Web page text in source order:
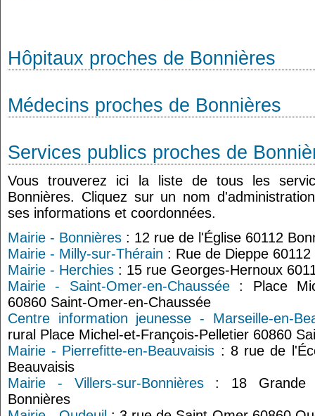
Hôpitaux proches de Bonnières
Médecins proches de Bonnières
Services publics proches de
Vous trouverez ici la liste de tous les
Bonnières. Cliquez sur un nom
ses informations et coordonnées.
Mairie - Bonnières : 12 rue de l'Église 60112
Mairie - Milly-sur-Thérain : Rue de Dieppe
Mairie - Herchies : 15 rue Georges-Hernoux
Mairie - Saint-Omer-en-Chaussée: Place
60860 Saint-Omer-en-Chaussée
Centre information jeunesse - Marseille-en-
rural Place Michel-et-François-Pelletier 60860
Mairie - Pierrefitte-en-Beauvaisis : 8 rue de
Beauvaisis
Mairie - Villers-sur-Bonnières: 18 Grande
Bonnières